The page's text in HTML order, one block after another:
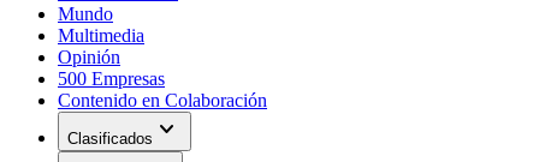
Mundo
Multimedia
Opinión
500 Empresas
Contenido en Colaboración
Clasificados expand_more